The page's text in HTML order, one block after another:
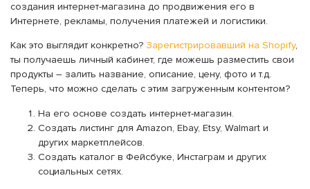
создания интернет-магазина до продвижения его в
Интернете, рекламы, получения платежей и логистики.
Как это выглядит конкретно? Зарегистрировавший на Shopify,
ты получаешь личный кабинет, где можешь разместить свои
продукты – залить название, описание, цену, фото и т.д.
Теперь, что можно сделать с этим загруженным контентом?
На его основе создать интернет-магазин.
Создать листинг для Amazon, Ebay, Etsy, Walmart и
других маркетплейсов.
Создать каталог в Фейсбуке, Инстаграм и других
социальных сетях.